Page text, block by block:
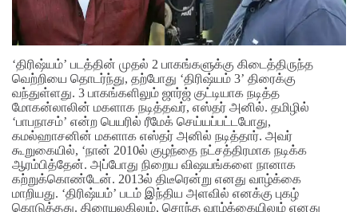
‘திரிஷ்யம்’ படத்தின் முதல் 2 பாகங்களுக்கு கிடைத்திருந்த
வெற்றியை தொடர்ந்து, தற்போது ‘திரிஷ்யம் 3’ திரைக்கு
வந்துள்ளது. 3 பாகங்களிலும் ஜார்ஜ் குட்டியாக நடித்த
மோகன்லாலின் மகளாக நடித்தவர், எஸ்தர் அனில். தமிழில்
‘பாபநாசம்’ என்ற பெயரில் ரீமேக் செய்யப்பட்டபோது,
கமல்ஹாசனின் மகளாக எஸ்தர் அனில் நடித்தார். அவர்
கூறுகையில், ‘நான் 2010ல் குழந்தை நட்சத்திரமாக நடிக்க
ஆரம்பித்தேன். அப்போது நிறைய விஷயங்களை நானாக
கற்றுக்கொண்டேன். 2013ல் திடீரென்று எனது வாழ்க்கை
மாறியது. ‘திரிஷ்யம்’ படம் இந்திய அளவில் எனக்கு புகழ்
கொடுத்தது. திரையுலகிலும், சொந்த வாழ்க்கையிலும் எனது